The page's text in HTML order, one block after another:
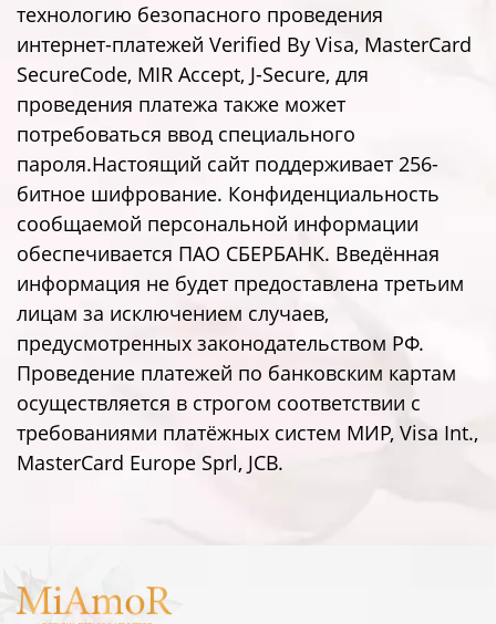
технологию безопасного проведения
интернет-платежей Verified By Visa, MasterCard
SecureCode, MIR Accept, J-Secure, для
проведения платежа также может
потребоваться ввод специального
пароля.Настоящий сайт поддерживает 256-
битное шифрование. Конфиденциальность
сообщаемой персональной информации
обеспечивается ПАО СБЕРБАНК. Введённая
информация не будет предоставлена третьим
лицам за исключением случаев,
предусмотренных законодательством РФ.
Проведение платежей по банковским картам
осуществляется в строгом соответствии с
требованиями платёжных систем МИР, Visa Int.,
MasterCard Europe Sprl, JCB.